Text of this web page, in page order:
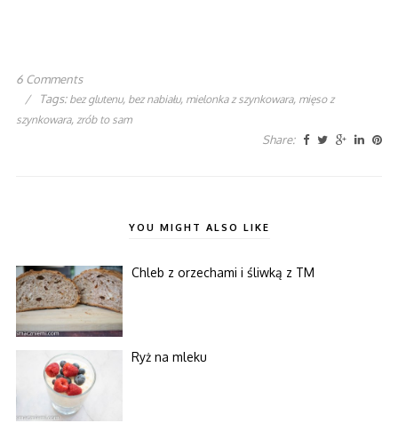
6 Comments
/
Tags: bez glutenu, bez nabiału, mielonka z szynkowara, mięso z
szynkowara, zrób to sam
Share:
YOU MIGHT ALSO LIKE
Chleb z orzechami i śliwką z TM
Ryż na mleku